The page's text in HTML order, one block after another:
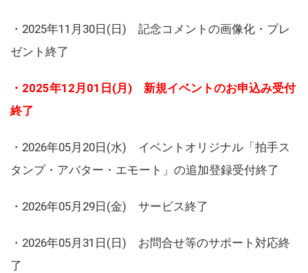
・2025年11月30日(日) 記念コメントの画像化・プレ
ゼント終了
・2025年12月01日(月) 新規イベントのお申込み受付
終了
・2026年05月20日(水) イベントオリジナル「拍手ス
タンプ・アバター・エモート」の追加登録受付終了
・2026年05月29日(金) サービス終了
・2026年05月31日(日) お問合せ等のサポート対応終
了